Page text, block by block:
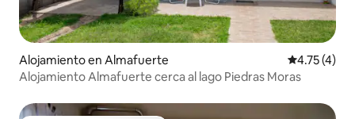
Alojamiento en Almafuerte Calificación
4.75 (4)
Alojamiento Almafuerte cerca al lago Piedras Moras